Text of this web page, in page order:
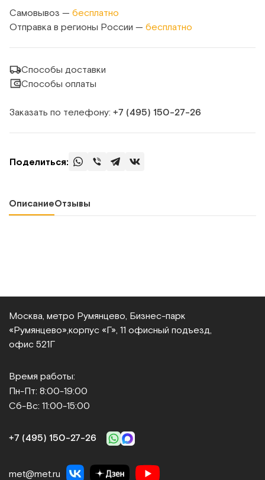
Самовывоз — бесплатно
Отправка в регионы России — бесплатно
Способы доставки
Способы оплаты
Заказать по телефону: +7 (495) 150‑27‑26
Поделиться:
ОписаниеОтзывы
Москва, метро Румянцево, Бизнес‑парк
«Румянцево», корпус «Г», 11 офисный подъезд,
офис 521Г
Время работы:
Пн-Пт: 8:00-19:00
Сб-Вс: 11:00-15:00
+7 (495) 150‑27‑26
met@met.ru